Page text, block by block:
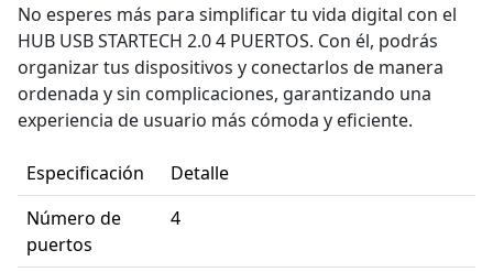
No esperes más para simplificar tu vida digital con el
HUB USB STARTECH 2.0 4 PUERTOS. Con él, podrás
organizar tus dispositivos y conectarlos de manera
ordenada y sin complicaciones, garantizando una
experiencia de usuario más cómoda y eficiente.
Especificación
Detalle
Número de
puertos
4